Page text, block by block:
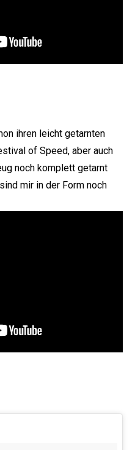
ihren leicht getarnten
of Speed, aber auch
noch komplett getarnt
mir in der Form noch